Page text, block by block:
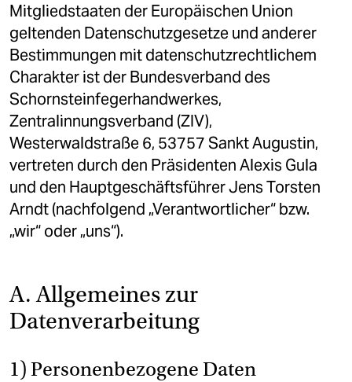
Mitgliedstaaten der Europäischen Union
geltenden Datenschutzgesetze und anderer
Bestimmungen mit datenschutzrechtlichem
Charakter ist der Bundesverband des
Schornsteinfegerhandwerkes,
Zentralinnungsverband (ZIV),
Westerwaldstraße 6, 53757 Sankt Augustin,
vertreten durch den Präsidenten Alexis Gula
und den Hauptgeschäftsführer Jens Torsten
Arndt (nachfolgend „Verantwortlicher“ bzw.
„wir“ oder „uns“).
A. Allgemeines zur
Datenverarbeitung
1) Personenbezogene Daten